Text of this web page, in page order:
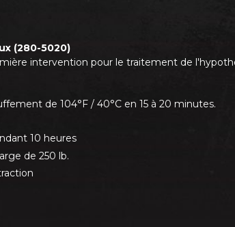
(280-5020)
intervention pour le traitement de
de 104°F / 40°C en 15 à 20 minutes.
10 heures
de 250 lb.